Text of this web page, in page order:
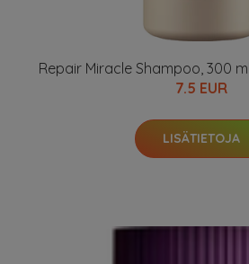
Repair Miracle Shampoo, 300
7.5 EUR
LISÄTIETOJA